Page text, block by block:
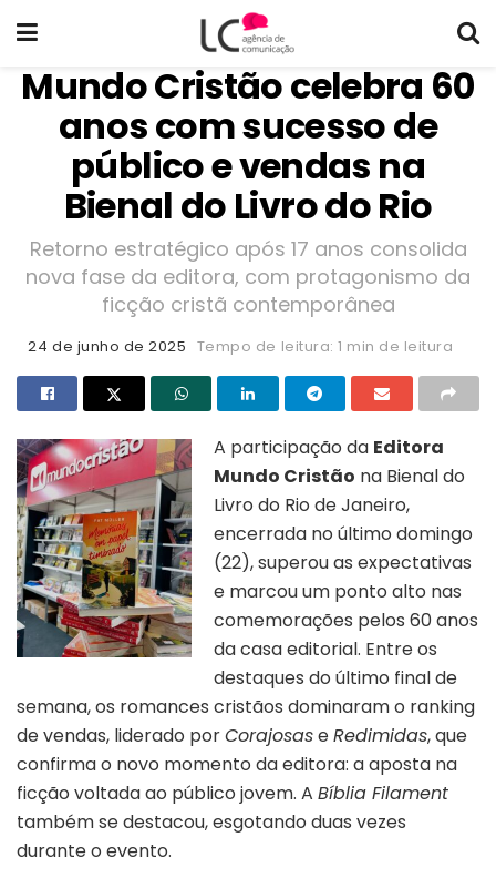
Mundo Cristão celebra 60
anos com sucesso de
público e vendas na
Bienal do Livro do Rio
Retorno estratégico após 17 anos consolida
nova fase da editora, com protagonismo da
ficção cristã contemporânea
24 de junho de 2025 Tempo de leitura: 1 min de leitura
A participação da Editora
Mundo Cristão na Bienal do
Livro do Rio de Janeiro,
encerrada no último domingo
(22), superou as expectativas
e marcou um ponto alto nas
comemorações pelos 60 anos
da casa editorial. Entre os
destaques do último final de
semana, os romances cristãos dominaram o ranking
de vendas, liderado porCorajosaseRedimidas, que
confirma o novo momento da editora: a aposta na
ficção voltada ao público jovem. A Bíblia Filament
também se destacou, esgotando duas vezes
durante o evento.